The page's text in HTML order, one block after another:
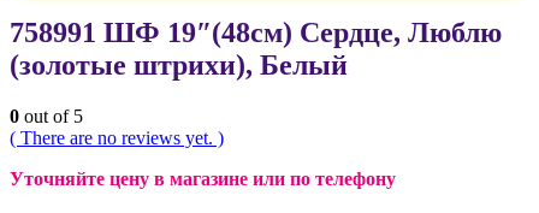
758991 ШФ 19″(48см) Сердце, Люблю
(золотые штрихи), Белый
0 out of 5
( There are no reviews yet. )
Уточняйте цену в магазине или по телефону